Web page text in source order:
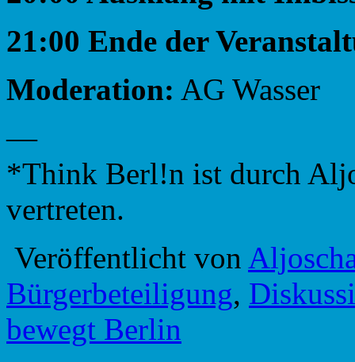
21:00 Ende der
Moderation: AG Wasser
—
*Think Berl!n ist durch
vertreten.
Veröffentlicht von
Bürgerbeteiligung,
bewegt Berlin